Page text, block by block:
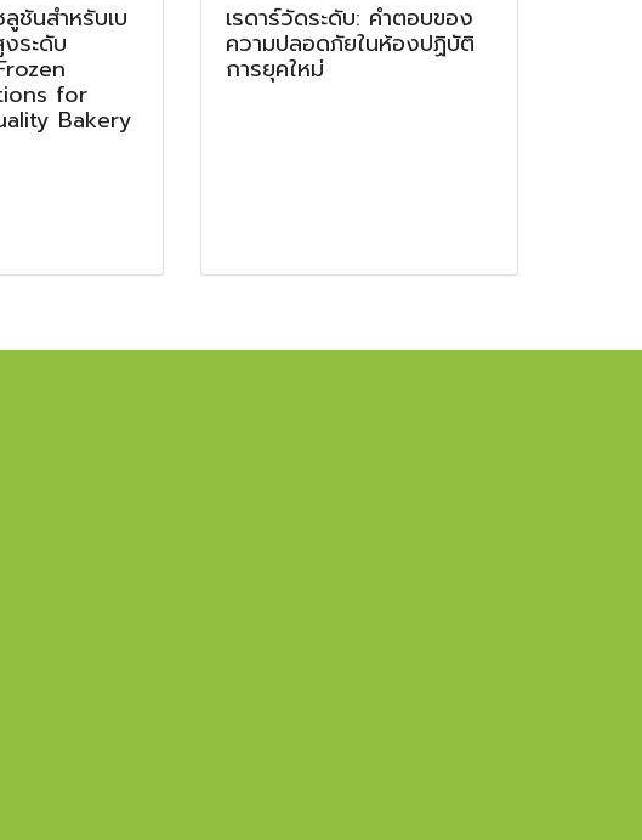
ชันสำหรับเบ
ระดับ
for
Bakery
เรดาร์วัดระดับ: คำตอบของ
ความปลอดภัยในห้องปฏิบัติ
การยุคใหม่